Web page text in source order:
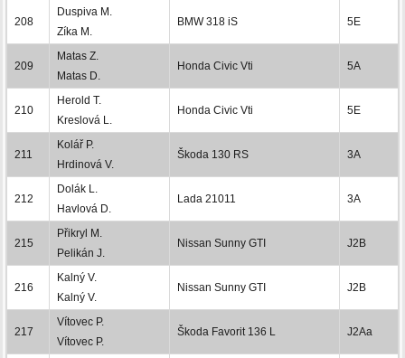
208
Duspiva M.
Zíka M.
BMW 318 iS 5E
209
Matas Z.
Matas D.
Honda Civic Vti 5A
210
Herold T.
Kreslová L.
Honda Civic Vti 5E
211
Kolář P.
Hrdinová V.
Škoda 130 RS 3A
212
Dolák L.
Havlová D.
Lada 21011 3A
215
Přikryl M.
Pelikán J.
Nissan Sunny GTI J2B
216
Kalný V.
Kalný V.
Nissan Sunny GTI J2B
217
Vítovec P.
Vítovec P.
Škoda Favorit 136 L J2Aa